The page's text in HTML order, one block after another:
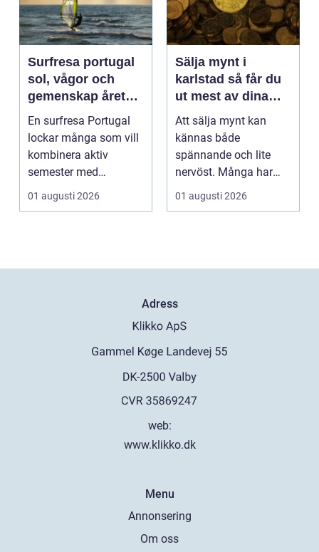
Surfresa portugal
sol, vågor och
gemenskap året
runt
En surfresa Portugal
lockar många som vill
kombinera aktiv
semester med
avkoppling, god mat
och enke...
01 augusti 2026
Sälja mynt i
karlstad så får du
ut mest av dina
samlingar
Att sälja mynt kan
kännas både
spännande och lite
nervöst. Många har
ärvt mynt, hittat gamla
burkar ...
01 augusti 2026
Adress
web:
www.klikko.dk
Menu
Annonsering
Om oss